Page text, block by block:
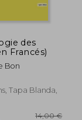
des
Francés)
Bon
Tapa Blanda,